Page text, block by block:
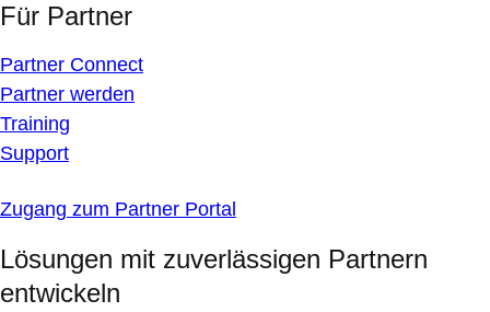
Für Partner
Partner Connect
Partner werden
Training
Support
Zugang zum Partner Portal
Lösungen mit zuverlässigen Partnern
entwickeln